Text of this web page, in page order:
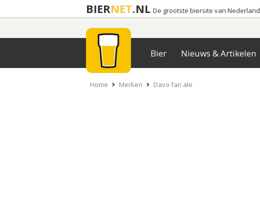
BIERNET.NL De grootste biersite van Nederland
Bier Nieuws & Artikelen
Home Merken Davo fan ale